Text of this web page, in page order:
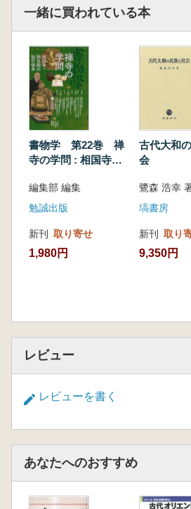
一緒に買われている本
書物学 第22巻 禅
寺の学問 : 相国寺・
編集部 編集
勉誠出版
新刊 取り寄せ
1,980円
古代大和
会
鷺森 浩幸
塙書房
新刊 取り
9,350円
レビュー
レビューを書く
あなたへのおすすめ